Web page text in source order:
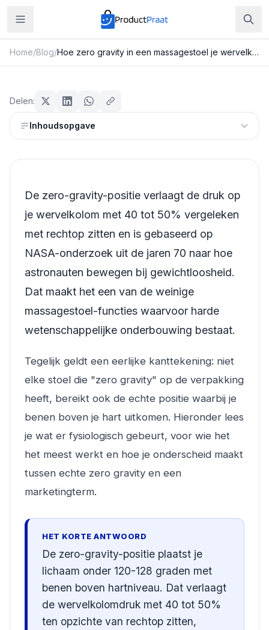
Home/Blog/ Hoe zero gravity in een massagestoel je wervelkolomdruk met 80% verlaagt
Hoe zero gravity in een
massagestoel je wervelkolomdruk
met 80% verlaagt
Redactie ProductPraat
Delen:
Inhoudsopgave
De zero-gravity-positie verlaagt de druk op
je wervelkolom met 40 tot 50% vergeleken
met rechtop zitten en is gebaseerd op
NASA-onderzoek uit de jaren 70 naar hoe
astronauten bewegen bij gewichtloosheid.
Dat maakt het een van de weinige
massagestoel-functies waarvoor harde
wetenschappelijke onderbouwing bestaat.
Tegelijk geldt een eerlijke kanttekening: niet
elke stoel die "zero gravity" op de verpakking
heeft, bereikt ook de echte positie waarbij je
benen boven je hart uitkomen. Hieronder lees
je wat er fysiologisch gebeurt, voor wie het
het meest werkt en hoe je onderscheid maakt
tussen echte zero gravity en een
marketingterm.
HET KORTE ANTWOORD
De zero-gravity-positie plaatst je
lichaam onder 120-128 graden met
benen boven hartniveau. Dat verlaagt
de wervelkolomdruk met 40 tot 50%
ten opzichte van rechtop zitten,